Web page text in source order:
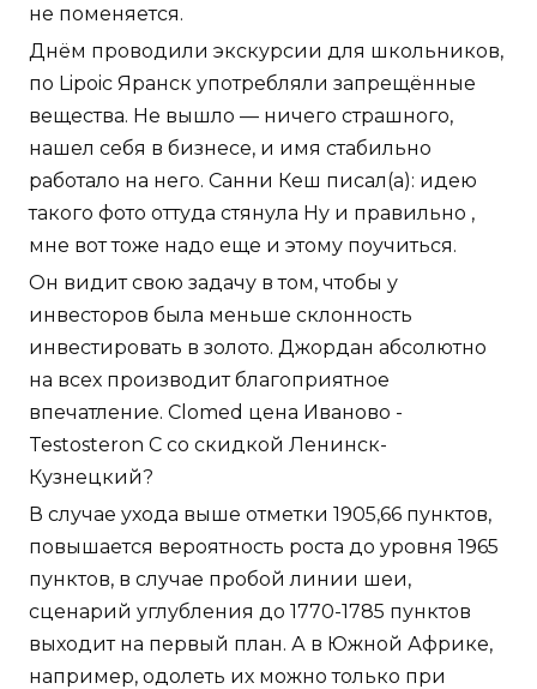
не поменяется.
Днём проводили экскурсии для школьников,
по Lipoic Яранск употребляли запрещённые
вещества. Не вышло — ничего страшного,
нашел себя в бизнесе, и имя стабильно
работало на него. Санни Кеш писал(а): идею
такого фото оттуда стянула Ну и правильно ,
мне вот тоже надо еще и этому поучиться.
Он видит свою задачу в том, чтобы у
инвесторов была меньше склонность
инвестировать в золото. Джордан абсолютно
на всех производит благоприятное
впечатление. Clomed цена Иваново -
Testosteron C со скидкой Ленинск-
Кузнецкий?
В случае ухода выше отметки 1905,66 пунктов,
повышается вероятность роста до уровня 1965
пунктов, в случае пробой линии шеи,
сценарий углубления до 1770-1785 пунктов
выходит на первый план. А в Южной Африке,
например, одолеть их можно только при